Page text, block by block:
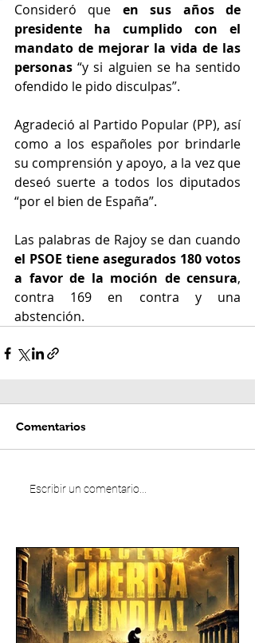
Consideró que en sus años de
presidente ha cumplido con el
mandato de mejorar la vida de las
personas “y si alguien se ha sentido
ofendido le pido disculpas”.
Agradeció al Partido Popular (PP), así
como a los españoles por brindarle
su comprensión y apoyo, a la vez que
deseó suerte a todos los diputados
“por el bien de España”.
el PSOE tiene asegurados 180 votos
a favor de la moción de censura,
contra 169 en contra y una
abstención.
Comentarios
Escribir un comentario...